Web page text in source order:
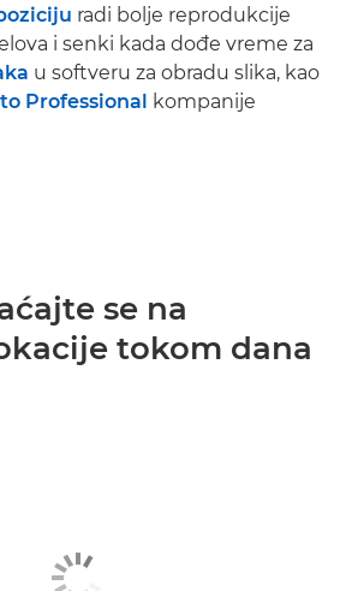
radi bolje reprodukcije
i senki kada dođe vreme za
u softveru za obradu slika, kao
Professional kompanije
se na
tokom dana